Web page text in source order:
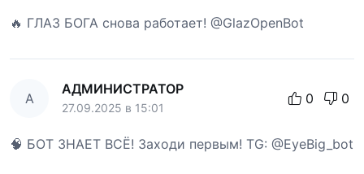
🔥 ГЛАЗ БОГА снова работает! @GlazOpenBot
А
АДМИНИСТРАТОР
27.09.2025 в 15:01
0 0
🧠 БОТ ЗНАЕТ ВСЁ! Заходи первым! TG: @EyeBig_bot